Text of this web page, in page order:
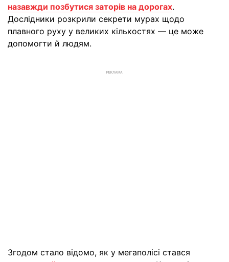
назавжди позбутися заторів на дорогах.
Дослідники розкрили секрети мурах щодо
плавного руху у великих кількостях — це може
допомогти й людям.
РЕКЛАМА
Згодом стало відомо, як у мегаполісі стався